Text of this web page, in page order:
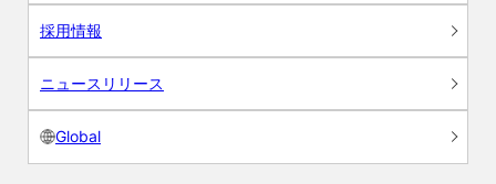
採用情報
ニュースリリース
Global